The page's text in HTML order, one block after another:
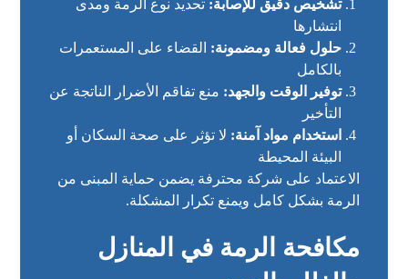
تشخيص دقيق للإصابة: تحديد نوع الرمة ومدى
انتشارها
حلول فعالة ومضمونة: القضاء على المستعمرات
بالكامل
توفير الوقت والجهد: منع تفاقم الأضرار الناتجة عن
التأخير
استخدام مواد آمنة: لا تؤثر على صحة السكان أو
البيئة المحيطة
الاعتماد على شركة محترفة يضمن حماية المبنى من
الرمة بشكل كامل ويمنع تكرار المشكلة.
مكافحة الرمة في المنازل